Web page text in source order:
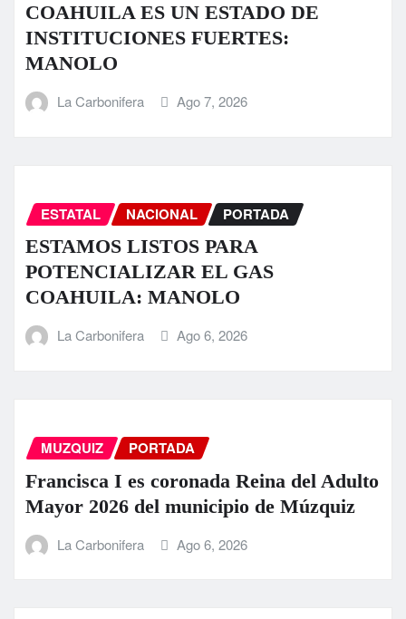
COAHUILA ES UN ESTADO DE
INSTITUCIONES FUERTES:
MANOLO
La Carbonifera Ago 7, 2026
ESTATAL NACIONAL PORTADA
ESTAMOS LISTOS PARA
POTENCIALIZAR EL GAS
COAHUILA: MANOLO
La Carbonifera Ago 6, 2026
MUZQUIZ PORTADA
Francisca I es coronada Reina del Adulto
Mayor 2026 del municipio de Múzquiz
La Carbonifera Ago 6, 2026